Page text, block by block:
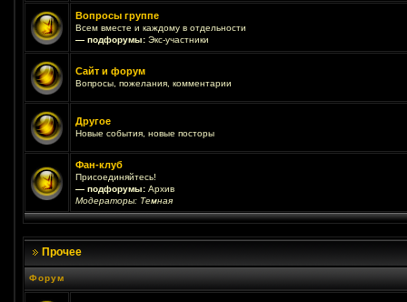
Вопросы группе
Всем вместе и каждому в отдельности
— подфорумы: Экс-участники
Сайт и форум
Вопросы, пожелания, комментарии
Другое
Новые события, новые посторы
Фан-клуб
Присоединяйтесь!
— подфорумы: Архив
Модераторы: Темная
Прочее
Форум